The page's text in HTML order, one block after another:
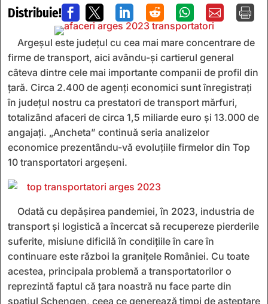
Distribuie!       
Argeșul este județul cu cea mai mare concentrare de
firme de transport, aici avându-și cartierul general
câteva dintre cele mai importante companii de profil din
țară. Circa 2.400 de agenţi economici sunt înregistraţi
în judeţul nostru ca prestatori de transport mărfuri,
totalizând afaceri de circa 1,5 miliarde euro şi 13.000 de
angajaţi. „Ancheta” continuă seria analizelor
economice prezentându-vă evoluţiile firmelor din Top
10 transportatori argeşeni.
Odată cu depășirea pandemiei, în 2023, industria de
transport și logistică a încercat să recupereze pierderile
suferite, misiune dificilă în condiţiile în care în
continuare este război la graniţele României. Cu toate
acestea, principala problemă a transportatorilor o
reprezintă faptul că ţara noastră nu face parte din
spaţiul Schengen, ceea ce generează timpi de aşteptare